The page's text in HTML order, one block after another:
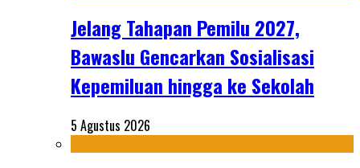
Jelang Tahapan Pemilu 2027,
Bawaslu Gencarkan Sosialisasi
Kepemiluan hingga ke Sekolah
5 Agustus 2026